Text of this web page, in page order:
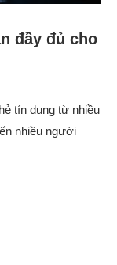
đầy đủ cho
tín dụng từ nhiều
nhiều người